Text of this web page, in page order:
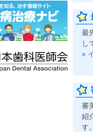
最
し
»
審
紹
す。